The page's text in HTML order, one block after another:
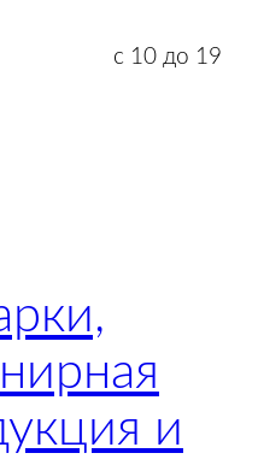
с 10 до 19
и